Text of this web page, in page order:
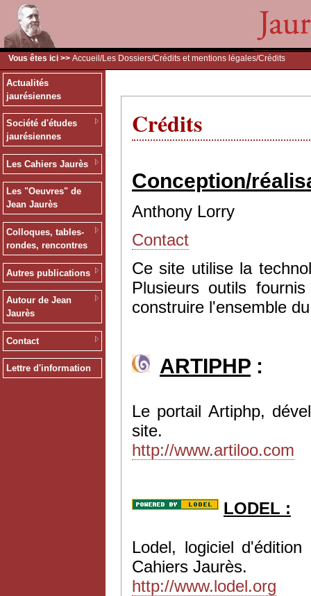
Vous êtes ici >> Accueil /Les Dossiers/Crédits et mentions légales/Crédits
Actualités
jaurésiennes
Société d'études
jaurésiennes
Les Cahiers Jaurès
Les "Oeuvres" de
Jean Jaurès
Colloques, tables-
rondes, rencontres
Autres publications
Autour de Jean
Jaurès
Contact
Lettre d'information
Crédits
Conception/
Anthony Lorry
Contact
Ce site utilise la
Plusieurs outils
construire l'ensemble
ARTIPHP :
Le portail Artiphp,
site.
http://www.artiloo.com
LODEL :
Lodel, logiciel
Cahiers Jaurès.
http://www.lodel.org